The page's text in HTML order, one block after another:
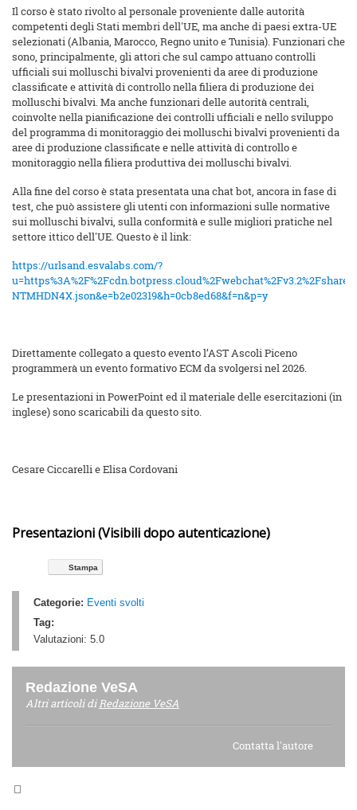
Il corso è stato rivolto al personale proveniente dalle autorità
competenti degli Stati membri dell'UE, ma anche di paesi extra-UE
selezionati (Albania, Marocco, Regno unito e Tunisia). Funzionari che
sono, principalmente, gli attori che sul campo attuano controlli
ufficiali sui molluschi bivalvi provenienti da aree di produzione
classificate e attività di controllo nella filiera di produzione dei
molluschi bivalvi. Ma anche funzionari delle autorità centrali,
coinvolte nella pianificazione dei controlli ufficiali e nello sviluppo
del programma di monitoraggio dei molluschi bivalvi provenienti da
aree di produzione classificate e nelle attività di controllo e
monitoraggio nella filiera produttiva dei molluschi bivalvi.
Alla fine del corso è stata presentata una chat bot, ancora in fase di
test, che può assistere gli utenti con informazioni sulle normative
sui molluschi bivalvi, sulla conformità e sulle migliori pratiche nel
settore ittico dell'UE. Questo è il link:
https://urlsand.esvalabs.com/?
NTMHDN4X.json&e=b2e02319&h=0cb8ed68&f=n&p=y
Direttamente collegato a questo evento l’AST Ascoli Piceno
programmerà un evento formativo ECM da svolgersi nel 2026.
Le presentazioni in PowerPoint ed il materiale delle esercitazioni (in
inglese) sono scaricabili da questo sito.
Cesare Ciccarelli e Elisa Cordovani
Presentazioni (Visibili dopo autenticazione)
Stampa
Categorie: Eventi svolti
Tag:
Valutazioni: 5.0
Redazione VeSA
Altri articoli diRedazione VeSA
Contatta l'autore